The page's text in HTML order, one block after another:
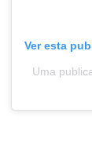
Ver esta
Uma